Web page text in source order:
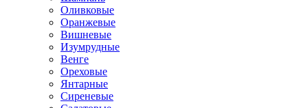
Оливковые
Оранжевые
Вишневые
Изумрудные
Венге
Ореховые
Янтарные
Сиреневые